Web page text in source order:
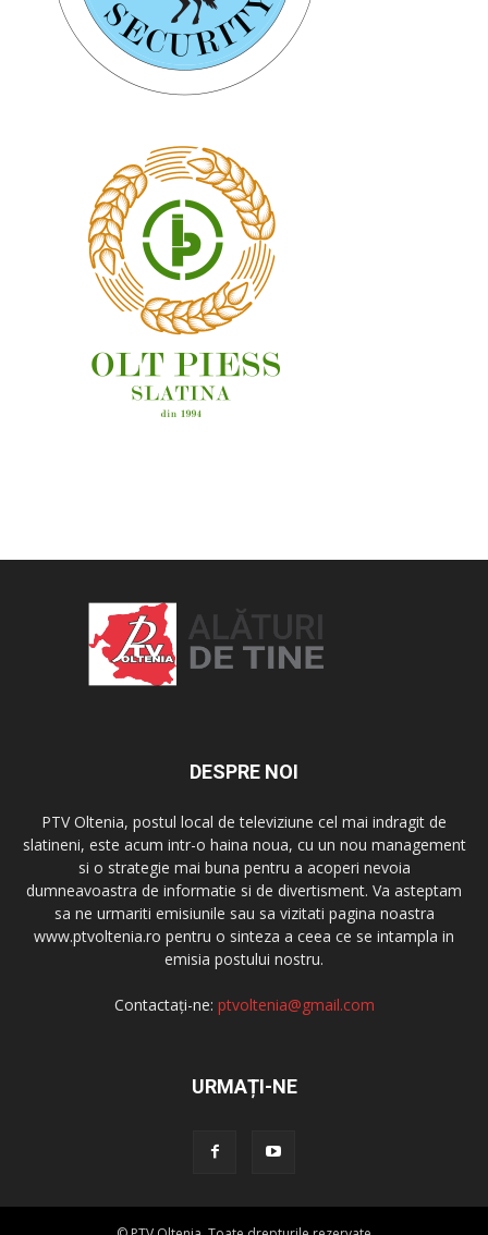
DESPRE NOI
PTV Oltenia, postul local de televiziune cel mai indragit de
slatineni, este acum intr-o haina noua, cu un nou management
si o strategie mai buna pentru a acoperi nevoia
dumneavoastra de informatie si de divertisment. Va asteptam
sa ne urmariti emisiunile sau sa vizitati pagina noastra
www.ptvoltenia.ro pentru o sinteza a ceea ce se intampla in
emisia postului nostru.
Contactați-ne: ptvoltenia@gmail.com
URMAȚI-NE